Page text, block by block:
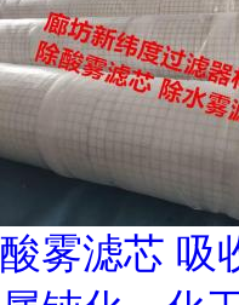
酸雾滤芯 吸